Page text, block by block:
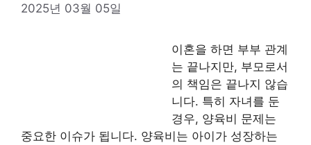
2025년 03월 05일
이혼을 하면 부부 관계
는 끝나지만, 부모로서
의 책임은 끝나지 않습
니다. 특히 자녀를 둔
경우, 양육비 문제는
중요한 이슈가 됩니다. 양육비는 아이가 성장하는